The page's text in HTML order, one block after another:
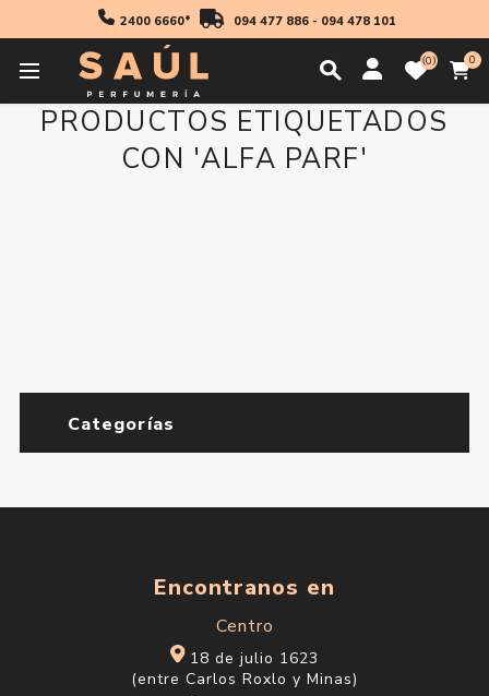
2400 6660* 094 477 886- 094 478 101
0 0
PRODUCTOS ETIQUETADOS
CON 'ALFA PARF'
Categorías
Encontranos en
Centro
18 de julio 1623
(entre Carlos Roxlo y Minas)